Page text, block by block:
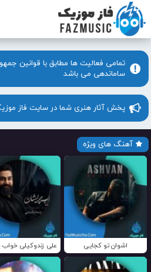
تمامی فعالیت ها مطابق با قوانین
ساماندهی می باشد
پخش آثار هنری شما در سایت فاز
آهنگ های ویژه
اشوان تو کجایی علی زندوکیلی خواب